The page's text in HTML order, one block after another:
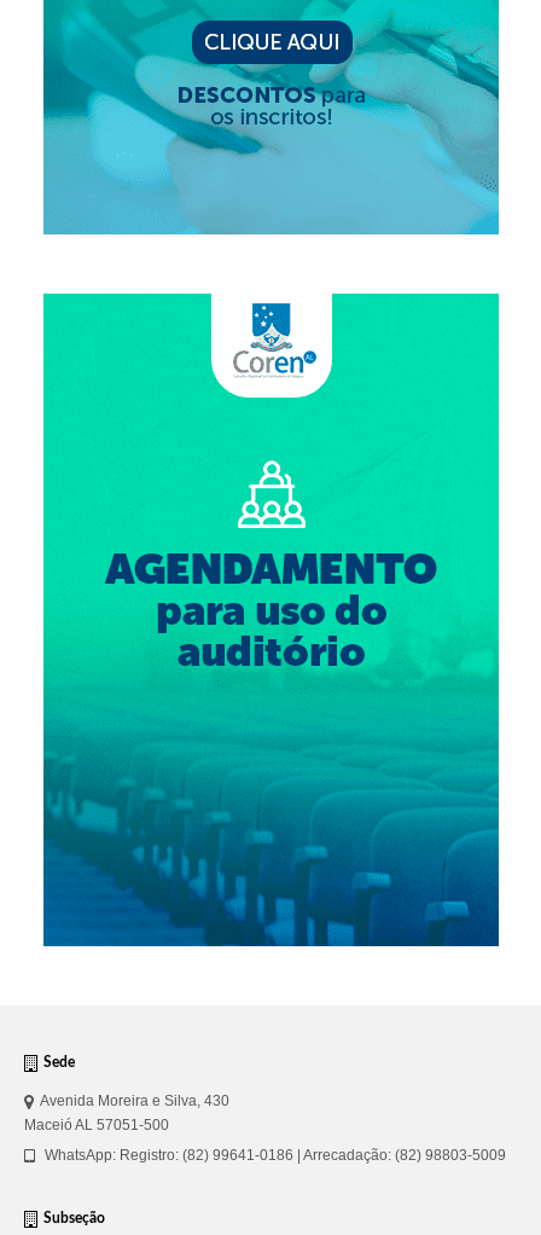
Sede
Avenida Moreira e Silva, 430
Maceió AL 57051-500
WhatsApp: Registro: (82) 99641-0186 | Arrecadação: (82) 98803-5009
Subseção